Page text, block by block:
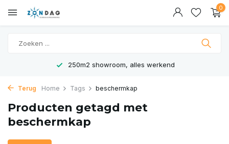
0
250m2 showroom, alles werkend
Terug Home Tags beschermkap
Producten getagd met
beschermkap